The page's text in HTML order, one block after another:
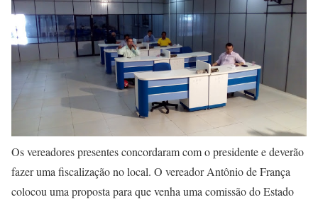
Os vereadores presentes concordaram com o presidente e deverão
fazer uma fiscalização no local. O vereador Antônio de França
colocou uma proposta para que venha uma comissão do Estado